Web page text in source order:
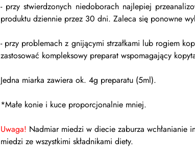
- przy stwierdzonych niedoborach najlepiej
produktu dziennie przez 30 dni. Zaleca się ponowne
- przy problemach z gnijącymi strzałkami lub rogiem
zastosować kompleksowy preparat wspomagający
Jedna miarka zawiera ok. 4g preparatu (5ml).
*Małe konie i kuce proporcjonalnie mniej.
Uwaga! Nadmiar miedzi w diecie zaburza wchłanianie
miedzi ze wszystkimi składnikami diety.